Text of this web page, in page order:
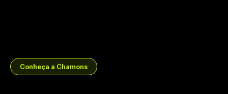
Conheça a Chamons